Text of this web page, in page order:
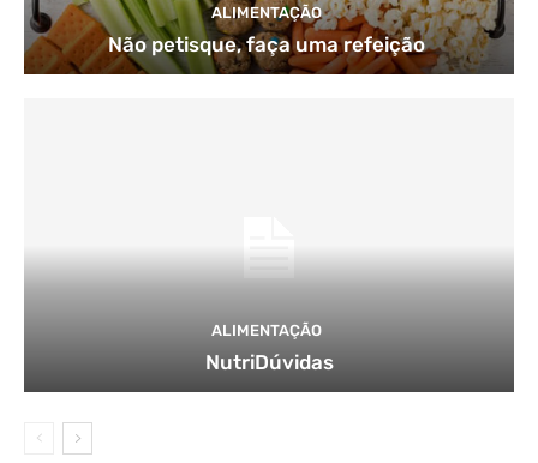
ALIMENTAÇÃO
Não petisque, faça uma refeição
ALIMENTAÇÃO
NutriDúvidas